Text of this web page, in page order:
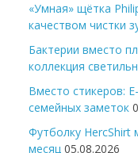
«Умная» щётка
качеством чистки
Бактерии вместо
коллекция
Вместо стикеров:
семейных заметок
Футболку HercShirt
месяц 05.08.2026